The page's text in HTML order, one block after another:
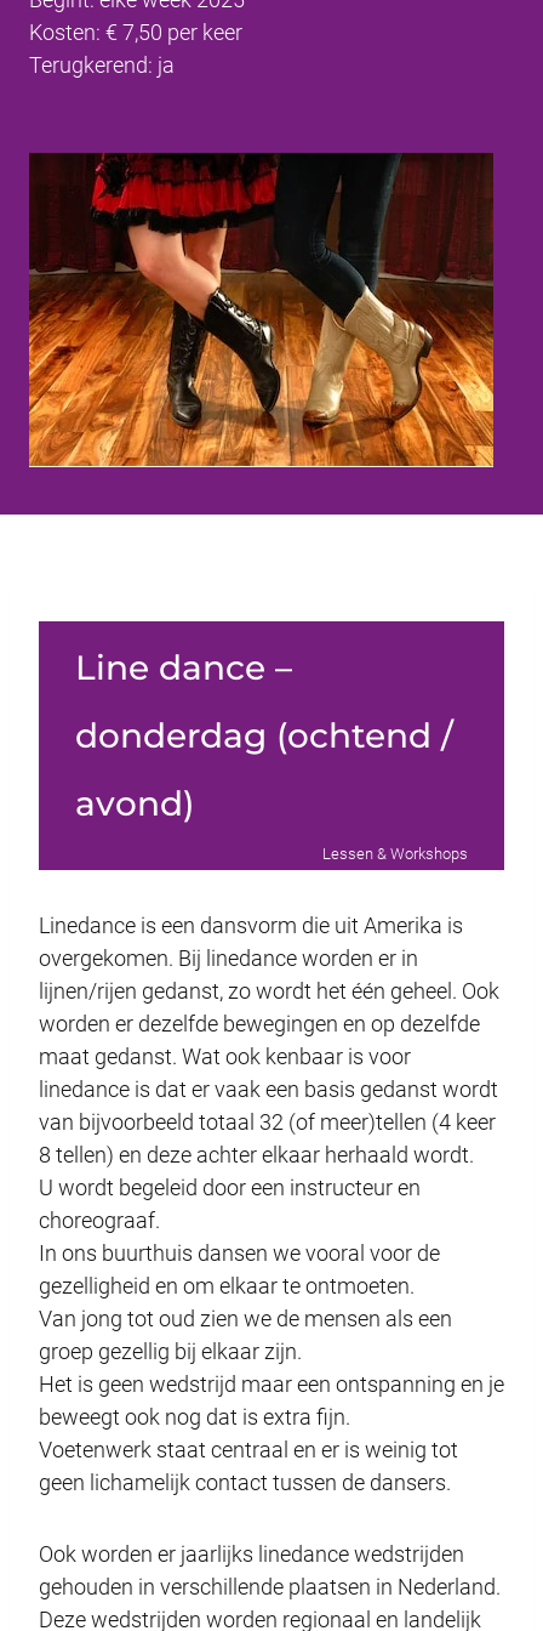
Kosten: € 7,50 per keer
Terugkerend: ja
Line dance –
donderdag (ochtend /
avond)
Lessen & Workshops
Linedance is een dansvorm die uit Amerika is
overgekomen. Bij linedance worden er in
lijnen/rijen gedanst, zo wordt het één geheel. Ook
worden er dezelfde bewegingen en op dezelfde
maat gedanst. Wat ook kenbaar is voor
linedance is dat er vaak een basis gedanst wordt
van bijvoorbeeld totaal 32 (of meer)tellen (4 keer
8 tellen) en deze achter elkaar herhaald wordt.
U wordt begeleid door een instructeur en
choreograaf.
In ons buurthuis dansen we vooral voor de
gezelligheid en om elkaar te ontmoeten.
Van jong tot oud zien we de mensen als een
groep gezellig bij elkaar zijn.
Het is geen wedstrijd maar een ontspanning en je
beweegt ook nog dat is extra fijn.
Voetenwerk staat centraal en er is weinig tot
geen lichamelijk contact tussen de dansers.
Ook worden er jaarlijks linedance wedstrijden
gehouden in verschillende plaatsen in Nederland.
Deze wedstrijden worden regionaal en landelijk